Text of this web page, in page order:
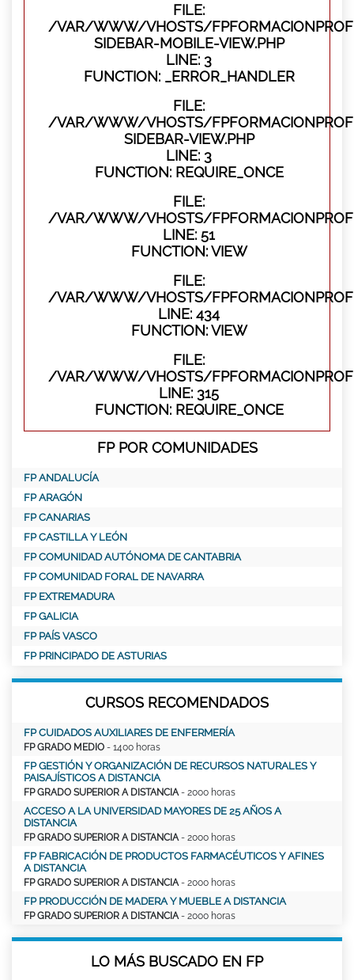
FILE:
/VAR/WWW/VHOSTS/
SIDEBAR-MOBILE-VIEW.PHP
LINE: 3
FUNCTION: _ERROR_HANDLER
FILE:
/VAR/WWW/VHOSTS/
SIDEBAR-VIEW.PHP
LINE: 3
FUNCTION: REQUIRE_ONCE
FILE:
/VAR/WWW/VHOSTS/
LINE: 51
FUNCTION: VIEW
FILE:
/VAR/WWW/VHOSTS/
LINE: 434
FUNCTION: VIEW
FILE:
/VAR/WWW/VHOSTS/
LINE: 315
FUNCTION: REQUIRE_ONCE
FP POR COMUNIDADES
FP ANDALUCÍA
FP ARAGÓN
FP CANARIAS
FP CASTILLA Y LEÓN
FP COMUNIDAD AUTÓNOMA DE CANTABRIA
FP COMUNIDAD FORAL DE NAVARRA
FP EXTREMADURA
FP GALICIA
FP PAÍS VASCO
FP PRINCIPADO DE ASTURIAS
CURSOS RECOMENDADOS
FP CUIDADOS AUXILIARES DE ENFERMERÍA
FP GRADO MEDIO - 1400 horas
FP GESTIÓN Y ORGANIZACIÓN DE RECURSOS NATURALES Y
PAISAJÍSTICOS A DISTANCIA
FP GRADO SUPERIOR A DISTANCIA - 2000 horas
ACCESO A LA UNIVERSIDAD MAYORES DE 25 AÑOS A
DISTANCIA
FP GRADO SUPERIOR A DISTANCIA - 2000 horas
FP FABRICACIÓN DE PRODUCTOS FARMACÉUTICOS Y AFINES
A DISTANCIA
FP GRADO SUPERIOR A DISTANCIA - 2000 horas
FP PRODUCCIÓN DE MADERA Y MUEBLE A DISTANCIA
FP GRADO SUPERIOR A DISTANCIA - 2000 horas
LO MÁS BUSCADO EN FP